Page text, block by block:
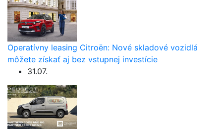
Operatívny leasing Citroën: Nové skladové vozidlá
môžete získať aj bez vstupnej investície
31.07.